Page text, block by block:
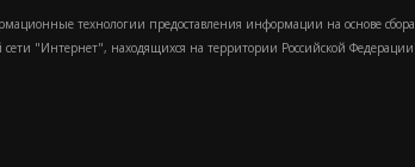
технологии предоставления информации на основе
"Интернет", находящихся на территории Российской